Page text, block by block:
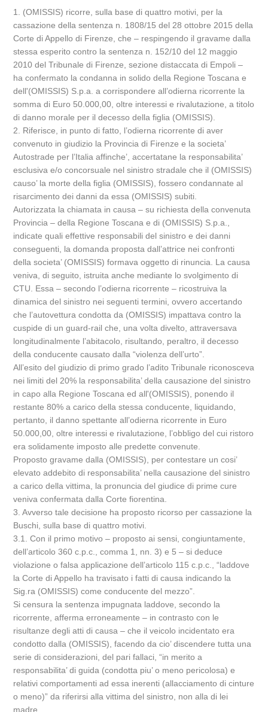
1. (OMISSIS) ricorre, sulla base di quattro motivi, per la
cassazione della sentenza n. 1808/15 del 28 ottobre 2015 della
Corte di Appello di Firenze, che – respingendo il gravame dalla
stessa esperito contro la sentenza n. 152/10 del 12 maggio
2010 del Tribunale di Firenze, sezione distaccata di Empoli –
ha confermato la condanna in solido della Regione Toscana e
dell'(OMISSIS) S.p.a. a corrispondere all’odierna ricorrente la
somma di Euro 50.000,00, oltre interessi e rivalutazione, a titolo
di danno morale per il decesso della figlia (OMISSIS).
2. Riferisce, in punto di fatto, l’odierna ricorrente di aver
convenuto in giudizio la Provincia di Firenze e la societa’
Autostrade per l’Italia affinche’, accertatane la responsabilita’
esclusiva e/o concorsuale nel sinistro stradale che il (OMISSIS)
causo’ la morte della figlia (OMISSIS), fossero condannate al
risarcimento dei danni da essa (OMISSIS) subiti.
Autorizzata la chiamata in causa – su richiesta della convenuta
Provincia – della Regione Toscana e di (OMISSIS) S.p.a.,
indicate quali effettive responsabili del sinistro e dei danni
conseguenti, la domanda proposta dall’attrice nei confronti
della societa’ (OMISSIS) formava oggetto di rinuncia. La causa
veniva, di seguito, istruita anche mediante lo svolgimento di
CTU. Essa – secondo l’odierna ricorrente – ricostruiva la
dinamica del sinistro nei seguenti termini, ovvero accertando
che l’autovettura condotta da (OMISSIS) impattava contro la
cuspide di un guard-rail che, una volta divelto, attraversava
longitudinalmente l’abitacolo, risultando, peraltro, il decesso
della conducente causato dalla “violenza dell’urto”.
All’esito del giudizio di primo grado l’adito Tribunale riconosceva
nei limiti del 20% la responsabilita’ della causazione del sinistro
in capo alla Regione Toscana ed all'(OMISSIS), ponendo il
restante 80% a carico della stessa conducente, liquidando,
pertanto, il danno spettante all’odierna ricorrente in Euro
50.000,00, oltre interessi e rivalutazione, l’obbligo del cui ristoro
era solidamente imposto alle predette convenute.
Proposto gravame dalla (OMISSIS), per contestare un cosi’
elevato addebito di responsabilita’ nella causazione del sinistro
a carico della vittima, la pronuncia del giudice di prime cure
veniva confermata dalla Corte fiorentina.
3. Avverso tale decisione ha proposto ricorso per cassazione la
Buschi, sulla base di quattro motivi.
3.1. Con il primo motivo – proposto ai sensi, congiuntamente,
dell’articolo 360 c.p.c., comma 1, nn. 3) e 5 – si deduce
violazione o falsa applicazione dell’articolo 115 c.p.c., “laddove
la Corte di Appello ha travisato i fatti di causa indicando la
Sig.ra (OMISSIS) come conducente del mezzo”.
Si censura la sentenza impugnata laddove, secondo la
ricorrente, afferma erroneamente – in contrasto con le
risultanze degli atti di causa – che il veicolo incidentato era
condotto dalla (OMISSIS), facendo da cio’ discendere tutta una
serie di considerazioni, del pari fallaci, “in merito a
responsabilita’ di guida (condotta piu’ o meno pericolosa) e
relativi comportamenti ad essa inerenti (allacciamento di cinture
o meno)” da riferirsi alla vittima del sinistro, non alla di lei
madre.